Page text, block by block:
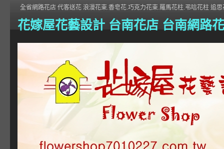
花嫁屋花藝設計 台南花店 台南網路
全省網路花店 代客送花 浪漫花束.香皂花.巧克力花束.羅馬花柱.弔唁花柱 追